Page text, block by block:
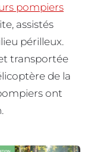
pompiers
assistés
périlleux.
transportée
de la
ont